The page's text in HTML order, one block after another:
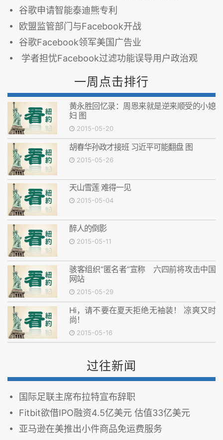
谷歌申请智能泰迪熊专利
欧盟监管部门与Facebook开战
谷歌Facebook领军美国广告业
学者担忧Facebook过滤功能误导用户政治观
一周点击排行
黄永胜回忆录：周恩来就是逆来顺受的小媳
妇 图
2015-05-20
胡春华孙政才接班 习近平可能翻盘 图
2015-05-26
天山雪莲 难得一见
2015-05-04
醉人的倒影
2015-05-11
骇客组织“匿名者”宣称 六四前将攻击中国
网站
2015-05-29
Hi，请不要在夏天拒绝无袖装！ 凉爽又时
尚！
2015-05-16
过往新闻
国际足联主席布拉特宣布辞职
Fitbit欲借IPO融资4.5亿美元 估值33亿美元
亚马逊在美推出小件商品免运费服务